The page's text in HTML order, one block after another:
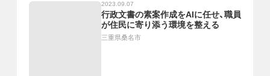
2023.09.07
行政文書の素案作成をAIに任せ、職員
が住民に寄り添う環境を整える
三重県桑名市